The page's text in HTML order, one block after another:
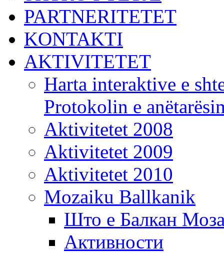
PARTNERITETET
KONTAKTI
AKTIVITETET
Harta interaktive e
Protokolin e
Aktivitetet 2008
Aktivitetet 2009
Aktivitetet 2010
Mozaiku Ballkanik
Што е Балкан
Активности